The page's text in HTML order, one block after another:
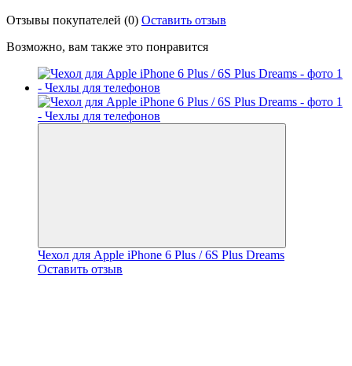
Отзывы покупателей (0) Оставить отзыв
Возможно, вам также это понравится
Чехол для Apple iPhone 6 Plus / 6S Plus Dreams
Оставить отзыв